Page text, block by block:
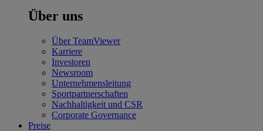
Über uns
Über TeamViewer
Karriere
Investoren
Newsroom
Unternehmensleitung
Sportpartnerschaften
Nachhaltigkeit und CSR
Corporate Governance
Preise